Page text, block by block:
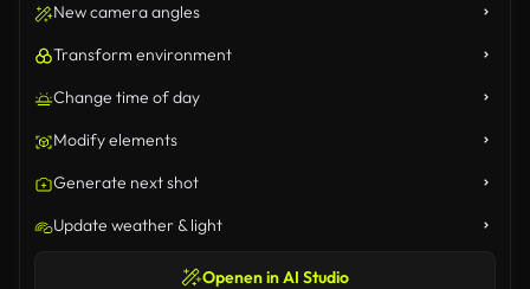
New camera angles
Transform environment
Change time of day
Modify elements
Generate next shot
Update weather & light
Openen in AI Studio